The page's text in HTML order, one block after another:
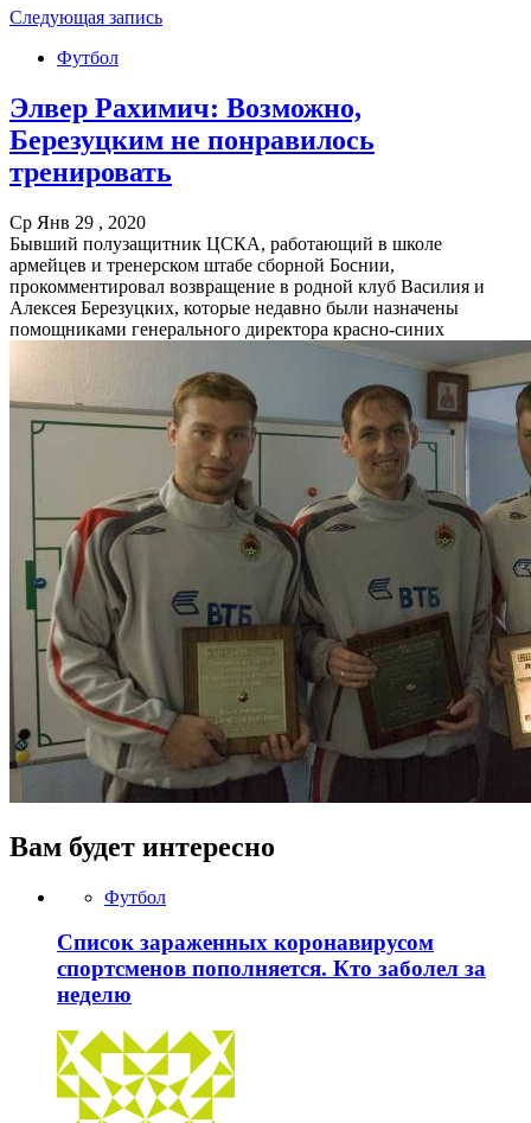
Следующая запись
Футбол
Элвер Рахимич: Возможно,
Березуцким не понравилось
тренировать
Ср Янв 29 , 2020
Бывший полузащитник ЦСКА, работающий в школе
армейцев и тренерском штабе сборной Боснии,
прокомментировал возвращение в родной клуб Василия и
Алексея Березуцких, которые недавно были назначены
помощниками генерального директора красно-синих
Вам будет интересно
Футбол
Список зараженных коронавирусом
спортсменов пополняется. Кто заболел за
неделю